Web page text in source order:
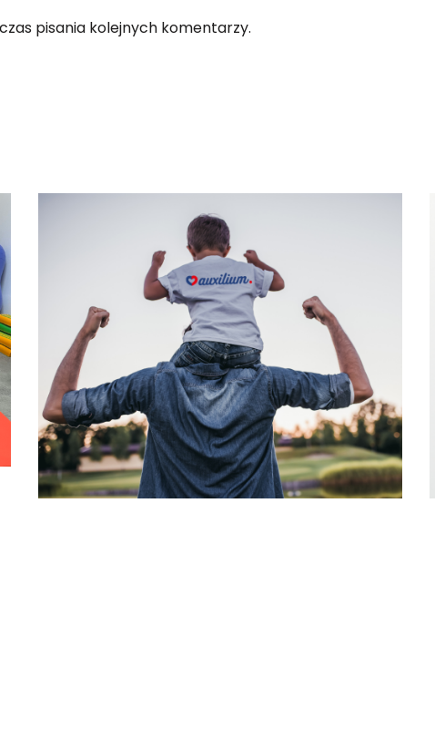
pisania kolejnych komentarzy.